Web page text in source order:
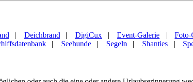
| Deichbrand | DigiCux | Event-Galerie | Foto-
| Seehunde | Segeln | Shanties |